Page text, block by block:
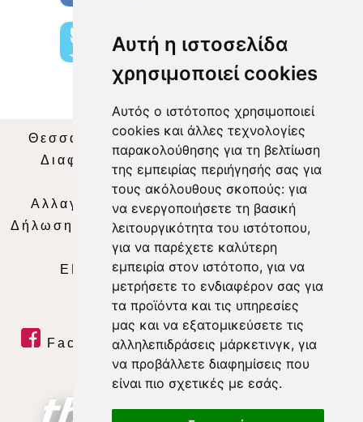
Αυτή η ιστοσελίδα
χρησιμοποιεί cookies
Αυτός ο ιστότοπος χρησιμοποιεί
cookies και άλλες τεχνολογίες
παρακολούθησης για τη βελτίωση
της εμπειρίας περιήγησής σας για
τους ακόλουθους σκοπούς: για
να ενεργοποιήσετε τη βασική
λειτουργικότητα του ιστότοπου,
για να παρέχετε καλύτερη
εμπειρία στον ιστότοπο, για να
μετρήσετε το ενδιαφέρον σας για
τα προϊόντα και τις υπηρεσίες
μας και να εξατομικεύσετε τις
αλληλεπιδράσεις μάρκετινγκ, για
να προβάλλετε διαφημίσεις που
είναι πιο σχετικές με εσάς.
Θεσσαλία Τηλεόραση|SNG Services
Διαφήμιση | Όροι Χρήσης |Δήλωση
Απορρήτου |
Περιεχόμενο
Αλλαγή Προτιμήσεων για τα Cookies
Δήλωση συμμόρφωσης με τη σύσταση (ΕΕ)
2018/334|Ταυτότητα
ΕΝΗΜΕΡΩΣΗ |WEB TV| LIVE
Facebook| Twitter | Youtube
RSS Feed